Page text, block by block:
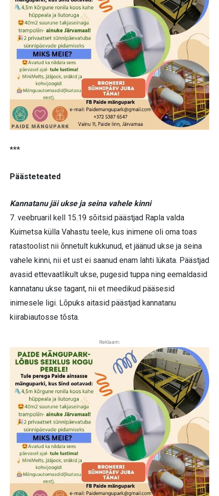
***
Päästeteated
Kannatanu jäi ukse ja seina vahele kinni
7. veebruaril kell 15.19 sõitsid päästjad Rapla valda
Kuimetsa külla Vahastu teele, kus inimene oli oma toas
ratastoolist nii õnnetult kukkunud, et jäänud ukse ja seina
vahele kinni, nii et ust ei saanud enam lahti lükata. Päästjad
avasid ettevaatlikult ukse, pugesid tuppa ning eemaldasid
kannatanu ukse tagant, nii et meedikud pääsesid
inimesele ligi. Lõpuks aitasid päästjad kannatanu
kiirabiautosse tõsta.
Reklaam: